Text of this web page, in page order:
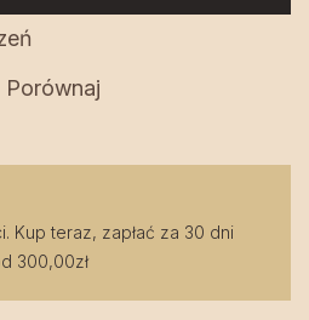
Porównaj
Kup teraz, zapłać za 30 dni
300,00zł